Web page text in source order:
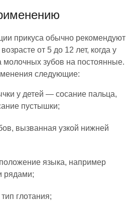
прикуса обычно рекомендуют
от 5 до 12 лет, когда у
молочных зубов на постоянные.
следующие:
у детей — сосание пальца,
пустышки;
вызванная узкой нижней
языка, например
рядами;
глотания;